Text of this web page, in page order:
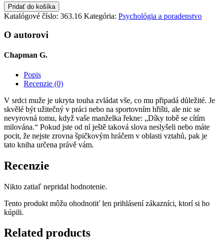
množstvo
Pět
lásky
pro
Pridať do košíka
Katalógové číslo: 363.16 Kategória: Psychológia a poradenstvo
O autorovi
Chapman G.
Popis
Recenzie (0)
V srdci muže je ukryta touha zvládat vše, co mu připadá důležité. Je
skvělé být užitečný v práci nebo na sportovním hřišti, ale nic se
nevyrovná tomu, když vaše manželka řekne: „Díky tobě se cítím
milována.“ Pokud jste od ní ještě taková slova neslyšeli nebo máte
pocit, že nejste zrovna špičkovým hráčem v oblasti vztahů, pak je
tato kniha určena právě vám.
Recenzie
Nikto zatiaľ nepridal hodnotenie.
Tento produkt môžu ohodnotiť len prihlásení zákazníci, ktorí si ho
kúpili.
Related products